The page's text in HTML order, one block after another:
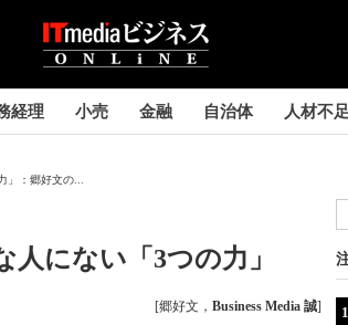
経理 小売 金融 自治体 人材不足
」：郷好文の...
にない「3つの力」
[郷好文， Business Media 誠]